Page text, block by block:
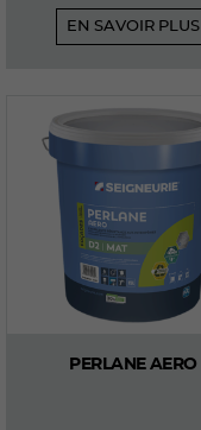
EN SAVOIR PLUS
PERLANE AERO